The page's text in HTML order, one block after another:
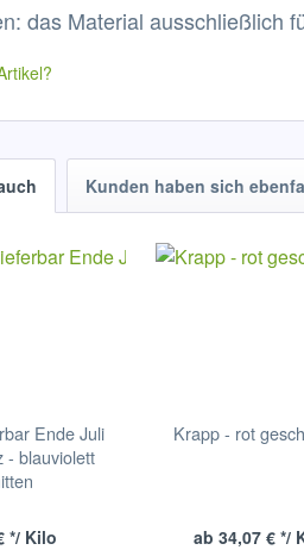
das Material ausschließlich
Kunden haben sich
Ende Juli
- blauviolett
*/ Kilo
Krapp - rot
ab 34,07 € */